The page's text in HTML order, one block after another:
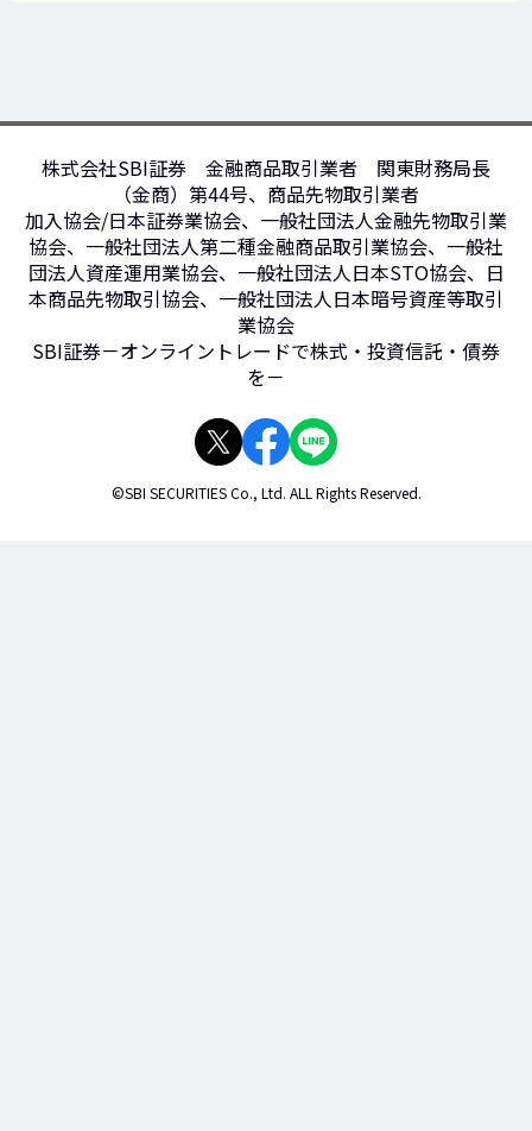
株式会社SBI証券 金融商品取引業者 関東財務局長
（金商）第44号、商品先物取引業者
加入協会/日本証券業協会、一般社団法人金融先物取引業
協会、一般社団法人第二種金融商品取引業協会、一般社
団法人資産運用業協会、一般社団法人日本STO協会、日
本商品先物取引協会、一般社団法人日本暗号資産等取引
業協会
SBI証券－オンライントレードで株式・投資信託・債券
を－
©SBI SECURITIES Co., Ltd. ALL Rights Reserved.